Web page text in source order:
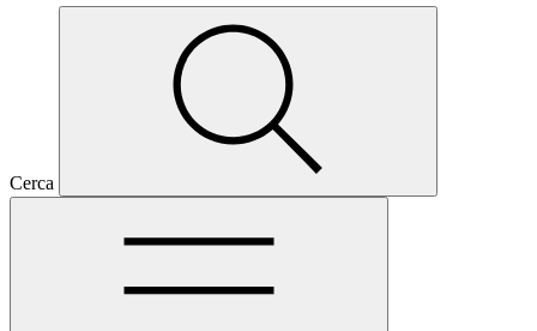
Cerca